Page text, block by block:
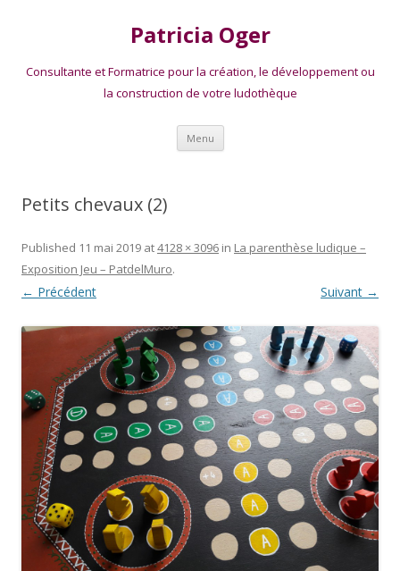
Patricia Oger
Consultante et Formatrice pour la création, le développement ou
la construction de votre ludothèque
Menu Aller
contenu
Petits chevaux (2)
Published 11 mai 2019 at4128 × 3096 in La parenthèse ludique –
Exposition Jeu – PatdelMuro.
← Précédent Suivant →